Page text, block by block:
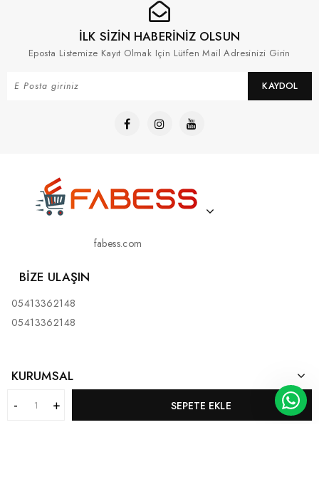
SEPETE EKLE
İLK SİZİN HABERİNİZ OLSUN
Eposta Listemize Kayıt Olmak Için Lütfen Mail Adresinizi Girin
KAYDOL
fabess.com
BIZE ULAŞIN
05413362148
05413362148
KURUMSAL
MÜŞTERI HIZMETLERI